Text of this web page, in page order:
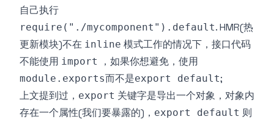
自己执行
require("./mycomponent").default. HMR(热
更新模块)不在 inline 模式工作的情况下，接口代码
不能使用 import ，如果你想避免，使用
module.exports而不是export default;
上文提到过， export 关键字是导出一个对象，对象内
存在一个属性(我们要暴露的)， export default 则